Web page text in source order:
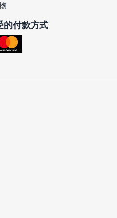
的付款方式